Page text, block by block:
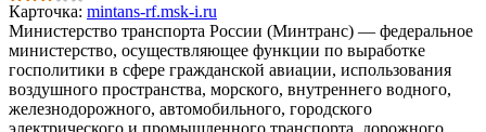
Карточка: mintans-rf.msk-i.ru
Министерство транспорта России (Минтранс) — федеральное
министерство, осуществляющее функции по выработке
госполитики в сфере гражданской авиации, использования
воздушного пространства, морского, внутреннего водного,
железнодорожного, автомобильного, городского
электрического и промышленного транспорта, дорожного